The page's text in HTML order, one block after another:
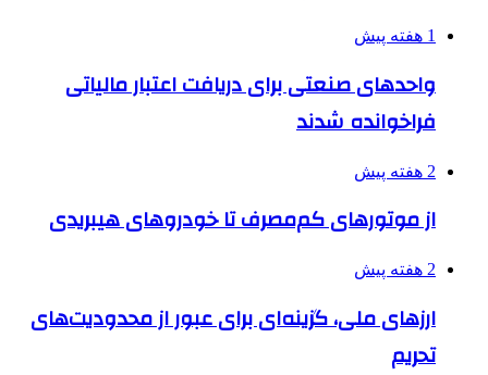
1 هفته پیش
واحدهای صنعتی برای دریافت اعتبار مالیاتی
فراخوانده شدند
2 هفته پیش
از موتورهای کم‌مصرف تا خودروهای هیبریدی
2 هفته پیش
ارزهای ملی، گزینه‌ای برای عبور از محدودیت‌های
تحریم